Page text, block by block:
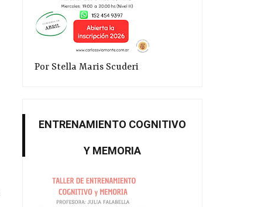
Por Stella Maris Scuderi
ENTRENAMIENTO COGNITIVO
Y MEMORIA